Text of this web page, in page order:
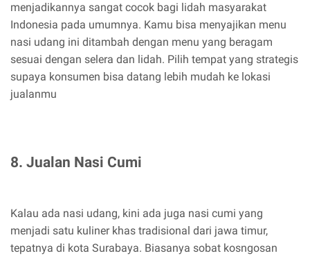
menjadikannya sangat cocok bagi lidah masyarakat
Indonesia pada umumnya. Kamu bisa menyajikan menu
nasi udang ini ditambah dengan menu yang beragam
sesuai dengan selera dan lidah. Pilih tempat yang strategis
supaya konsumen bisa datang lebih mudah ke lokasi
jualanmu
8. Jualan Nasi Cumi
Kalau ada nasi udang, kini ada juga nasi cumi yang
menjadi satu kuliner khas tradisional dari jawa timur,
tepatnya di kota Surabaya. Biasanya sobat kosngosan